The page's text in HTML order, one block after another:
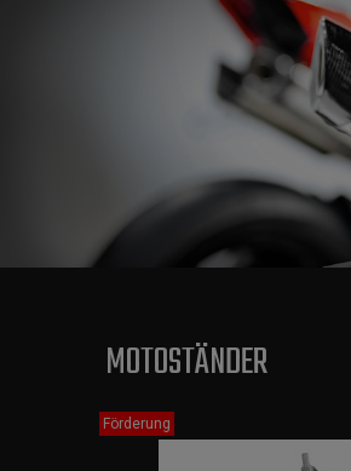
MOTOSTÄNDER
Förderung